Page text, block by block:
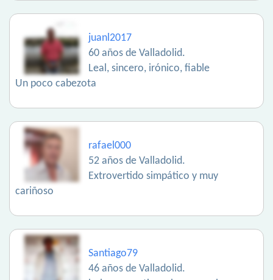
juanl2017
60 años de Valladolid.
Leal, sincero, irónico, fiable
Un poco cabezota
rafael000
52 años de Valladolid.
Extrovertido simpático y muy
cariñoso
Santiago79
46 años de Valladolid.